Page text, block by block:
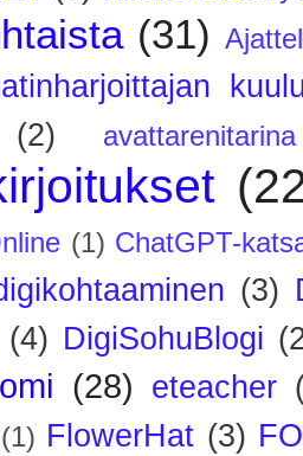
(31)
(2) avattarenitarina
(1) ChatGPT-
(3)
(4) DigiSohuBlogi
(28) eteacher
(1) FlowerHat (3)